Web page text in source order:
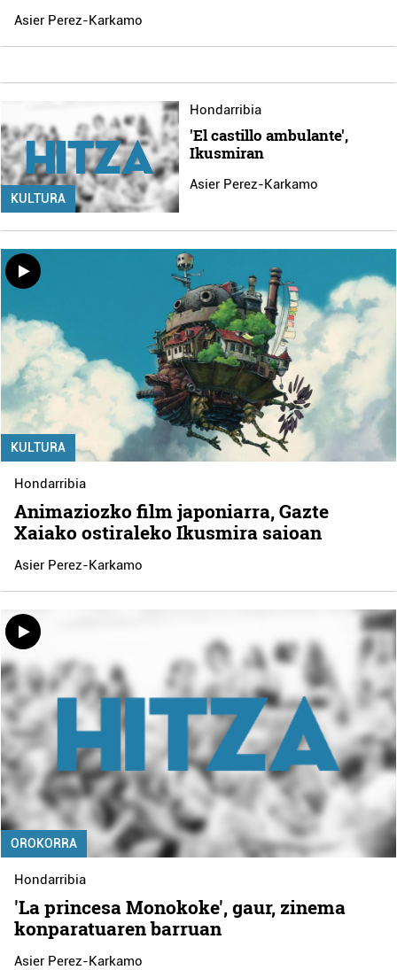
Asier Perez-Karkamo
KULTURA
Hondarribia
'El castillo ambulante',
Ikusmiran
Asier Perez-Karkamo
KULTURA
Hondarribia
Animaziozko film japoniarra, Gazte
Xaiako ostiraleko Ikusmira saioan
Asier Perez-Karkamo
OROKORRA
Hondarribia
'La princesa Monokoke', gaur, zinema
konparatuaren barruan
Asier Perez-Karkamo